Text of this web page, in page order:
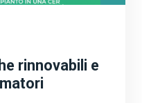
rinnovabili e